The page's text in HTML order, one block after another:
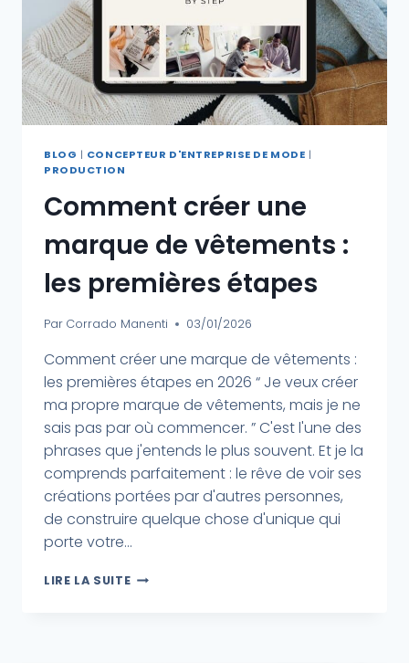
BLOG | CONCEPTEUR D'ENTREPRISE DE MODE |
PRODUCTION
Comment créer une
marque de vêtements :
les premières étapes
Par Corrado Manenti 03/01/2026
Comment créer une marque de vêtements :
les premières étapes en 2026 “ Je veux créer
ma propre marque de vêtements, mais je ne
sais pas par où commencer. ” C'est l'une des
phrases que j'entends le plus souvent. Et je la
comprends parfaitement : le rêve de voir ses
créations portées par d'autres personnes,
de construire quelque chose d'unique qui
porte votre...
LIRE LA SUITE